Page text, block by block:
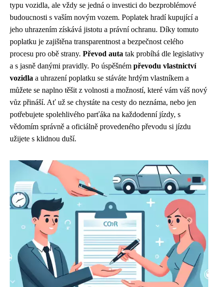
typu vozidla, ale vždy se jedná o investici do bezproblémové
budoucnosti s vaším novým vozem. Poplatek hradí kupující a
jeho uhrazením získává jistotu a právní ochranu. Díky tomuto
poplatku je zajištěna transparentnost a bezpečnost celého
procesu pro obě strany. Převod auta tak probíhá dle legislativy
a s jasně danými pravidly. Po úspěšném převodu vlastnictví
vozidla a uhrazení poplatku se stáváte hrdým vlastníkem a
můžete se naplno těšit z volnosti a možností, které vám váš nový
vůz přináší. Ať už se chystáte na cesty do neznáma, nebo jen
potřebujete spolehlivého parťáka na každodenní jízdy, s
vědomím správně a oficiálně provedeného převodu si jízdu
užijete s klidnou duší.